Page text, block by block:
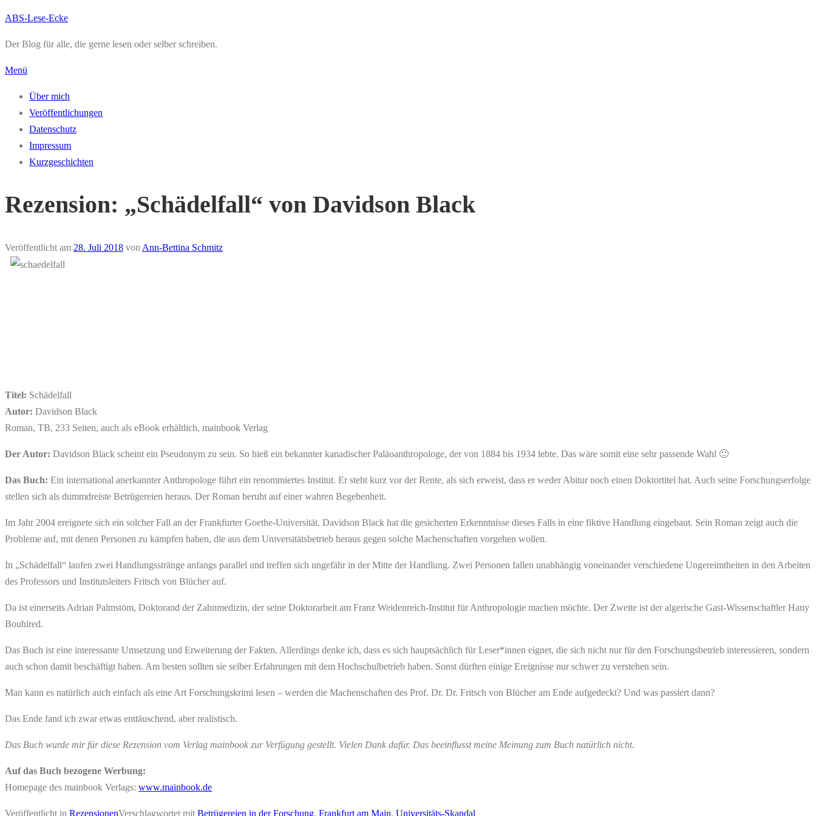
Zum
springen
ABS-Lese-Ecke
Der Blog für alle, die gerne lesen oder selber schreiben.
Menü
Über mich
Veröffentlichungen
Datenschutz
Impressum
Kurzgeschichten
Rezension: „Schädelfall“ von Davidson Black
Veröffentlicht am 28. Juli 2018 von Ann-Bettina Schmitz
Titel: Schädelfall
Autor: Davidson Black
Roman, TB, 233 Seiten, auch als eBook erhältlich, mainbook Verlag
Der Autor: Davidson Black scheint ein Pseudonym zu sein. So hieß ein bekannter kanadischer Paläoanthropologe, der von 1884 bis 1934 lebte. Das wäre somit eine sehr passende Wahl 🙂
Das Buch: Ein international anerkannter Anthropologe führt ein renommiertes Institut. Er steht kurz vor der Rente, als sich erweist, dass er weder Abitur noch einen Doktortitel hat. Auch seine Forschungserfolge
stellen sich als dummdreiste Betrügereien heraus. Der Roman beruht auf einer wahren Begebenheit.
Im Jahr 2004 ereignete sich ein solcher Fall an der Frankfurter Goethe-Universität. Davidson Black hat die gesicherten Erkenntnisse dieses Falls in eine fiktive Handlung eingebaut. Sein Roman zeigt auch die
Probleme auf, mit denen Personen zu kämpfen haben, die aus dem Universitätsbetrieb heraus gegen solche Machenschaften vorgehen wollen.
In „Schädelfall“ laufen zwei Handlungsstränge anfangs parallel und treffen sich ungefähr in der Mitte der Handlung. Zwei Personen fallen unabhängig voneinander verschiedene Ungereimtheiten in den Arbeiten
des Professors und Institutsleiters Fritsch von Blücher auf.
Da ist einerseits Adrian Palmstöm, Doktorand der Zahnmedizin, der seine Doktorarbeit am Franz Weidenreich-Institut für Anthropologie machen möchte. Der Zweite ist der algerische Gast-Wissenschaftler Hany
Bouhired.
Das Buch ist eine interessante Umsetzung und Erweiterung der Fakten. Allerdings denke ich, dass es sich hauptsächlich für Leser*innen eignet, die sich nicht nur für den Forschungsbetrieb interessieren, sondern
auch schon damit beschäftigt haben. Am besten sollten sie selber Erfahrungen mit dem Hochschulbetrieb haben. Sonst dürften einige Ereignisse nur schwer zu verstehen sein.
Man kann es natürlich auch einfach als eine Art Forschungskrimi lesen – werden die Machenschaften des Prof. Dr. Dr. Fritsch von Blücher am Ende aufgedeckt? Und was passiert dann?
Das Ende fand ich zwar etwas enttäuschend, aber realistisch.
Das Buch wurde mir für diese Rezension vom Verlag mainbook zur Verfügung gestellt. Vielen Dank dafür. Das beeinflusst meine Meinung zum Buch natürlich nicht.
Auf das Buch bezogene Werbung:
Homepage des mainbook Verlags: www.mainbook.de
Veröffentlicht in RezensionenVerschlagwortet mit Betrügereien in der Forschung, Frankfurt am Main, Universitäts-Skandal